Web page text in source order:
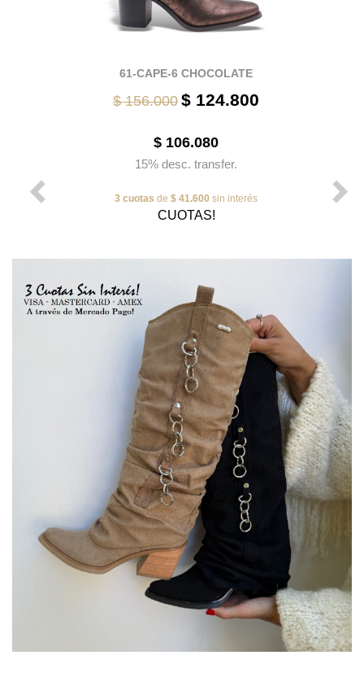
61-CAPE-6 CHOCOLATE
$ 156.000 $ 124.800
$ 106.080
15% desc. transfer.
3 cuotas de $ 41.600 sin interés
CUOTAS!